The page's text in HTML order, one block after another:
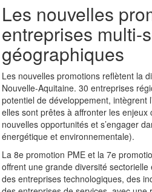
Les nouvelles
entreprises multi-
géographiques
Les nouvelles promotions reflètent la
Nouvelle-Aquitaine. 30 entreprises
potentiel de développement, intègrent
elles sont prêtes à affronter les enjeux
nouvelles opportunités et s’engager
énergétique et environnementale).
La 8e promotion PME et la 7e
offrent une grande diversité
des entreprises technologiques, des